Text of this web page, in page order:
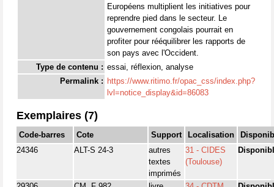
Européens multiplient les initiatives pour
reprendre pied dans le secteur. Le
gouvernement congolais pourrait en
profiter pour rééquilibrer les rapports de
son pays avec l'Occident.
Type de contenu : essai, réflexion, analyse
Permalink : https://www.ritimo.fr/opac_css/index.php?
lvl=notice_display&id=86083
Exemplaires (7)
Code-barres Cote Support Localisation
24346
ALT-S 24-3
autres
textes
imprimés
31 - CIDES
(Toulouse)